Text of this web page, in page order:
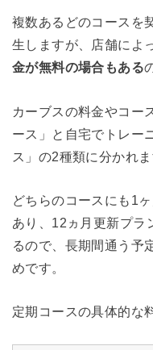
複数あるどのコースを
生しますが、店舗によ
金が無料の場合もある
カーブスの料金やコー
ース」と自宅でトレー
ス」の2種類に分かれま
どちらのコースにも1
あり、12ヵ月更新プラ
るので、長期間通う予
めです。
定期コースの具体的な